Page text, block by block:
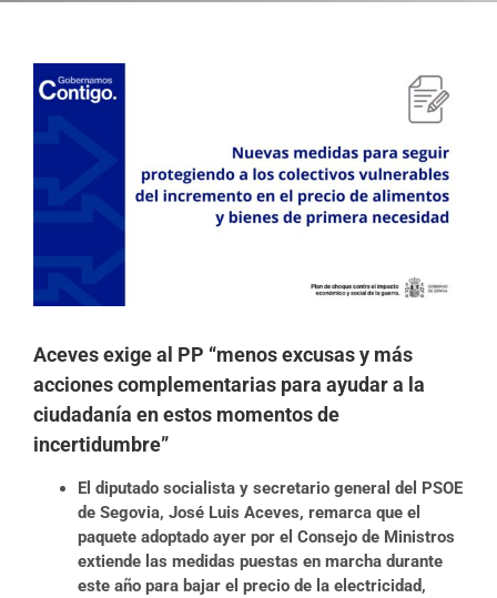
Ver
imagen
Aceves exige al PP “menos excusas y más
acciones complementarias para ayudar a la
ciudadanía en estos momentos de
incertidumbre”
El diputado socialista y secretario general del PSOE
de Segovia, José Luis Aceves, remarca que el
paquete adoptado ayer por el Consejo de Ministros
extiende las medidas puestas en marcha durante
este año para bajar el precio de la electricidad,